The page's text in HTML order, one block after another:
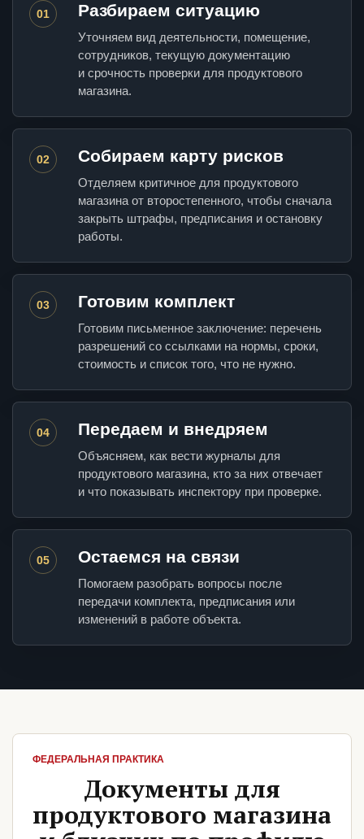
01 Разбираем ситуацию
Уточняем вид деятельности, помещение,
сотрудников, текущую документацию
и срочность проверки для продуктового
магазина.
02 Собираем карту рисков
Отделяем критичное для продуктового
магазина от второстепенного, чтобы сначала
закрыть штрафы, предписания и остановку
работы.
03 Готовим комплект
Готовим письменное заключение: перечень
разрешений со ссылками на нормы, сроки,
стоимость и список того, что не нужно.
04 Передаем и внедряем
Объясняем, как вести журналы для
продуктового магазина, кто за них отвечает
и что показывать инспектору при проверке.
05 Остаемся на связи
Помогаем разобрать вопросы после
передачи комплекта, предписания или
изменений в работе объекта.
ФЕДЕРАЛЬНАЯ ПРАКТИКА
Документы для
продуктового магазина